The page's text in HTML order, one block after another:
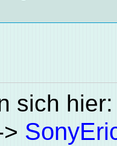
sich